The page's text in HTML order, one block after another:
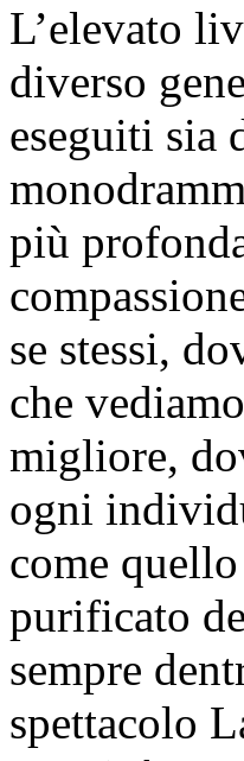
L’elevato
diverso
eseguiti sia
più
se stessi,
che
migliore,
ogni
come
purificato
sempre
spettacolo